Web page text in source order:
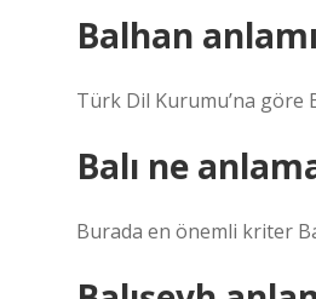
Balhan
Türk Dil Kurumu’na göre
Balı ne
Burada en önemli kriter